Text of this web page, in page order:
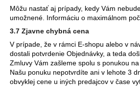
Môžu nastať aj prípady, kedy Vám
umožnené. Informáciu o maximálnom
3.7 Zjavne chybná cena
V prípade, že v rámci E-shopu alebo v
dostali potvrdenie Objednávky, a teda
Zmluvy Vám zašleme spolu s ponukou
Našu ponuku nepotvrdíte ani v lehote 3
obvyklej cene u iných predajcov v čase